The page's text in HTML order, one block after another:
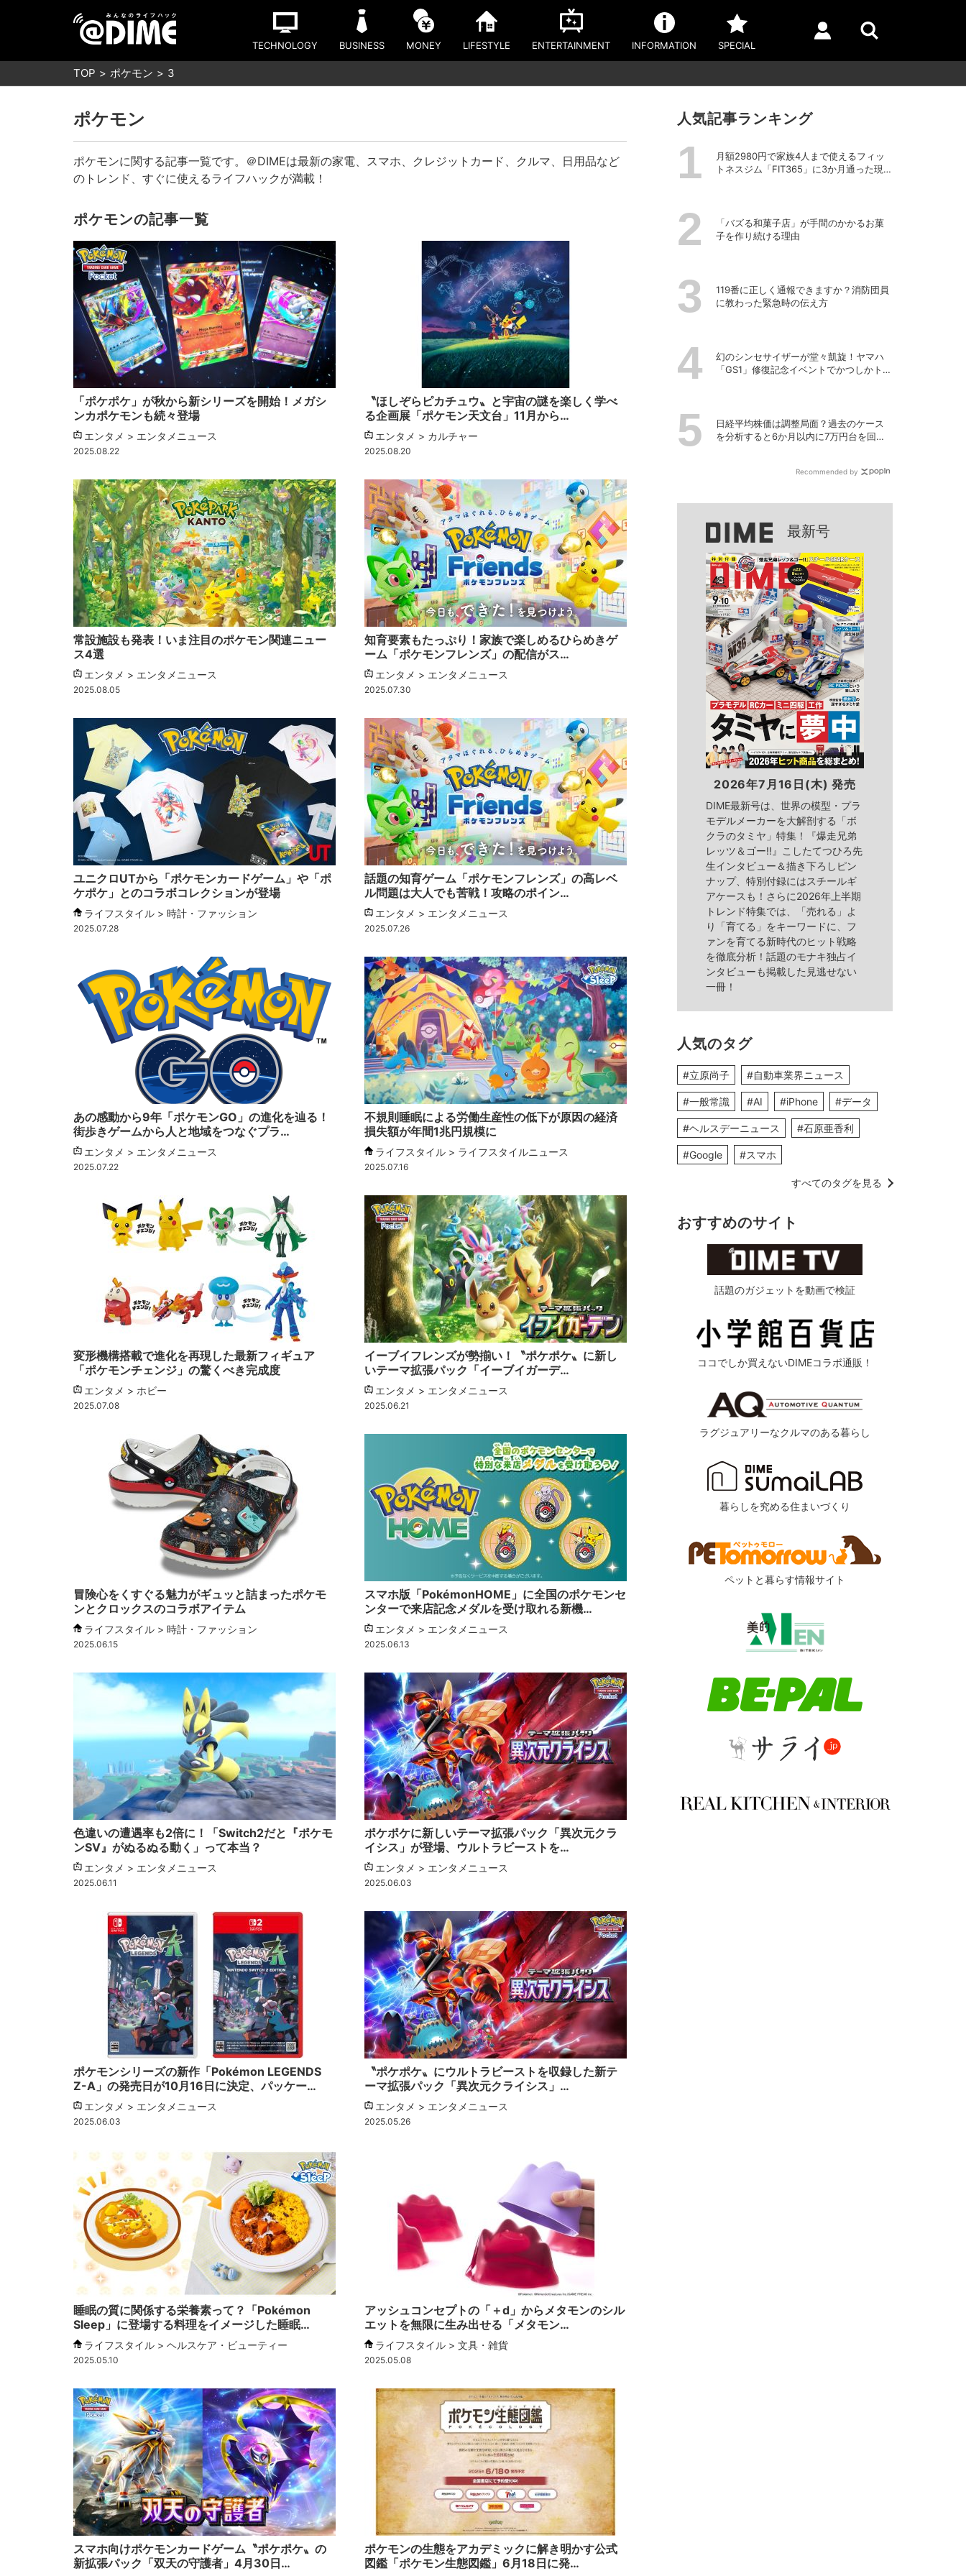
TECHNOLOGY BUSINESS MONEY LIFESTYLE ENTERTAINMENT INFORMATION SPECIAL
TOP ポケモン 3
ポケモン
ポケモンに関する記事一覧です。＠DIMEは最新の家電、スマホ、クレジットカード、クルマ、日用品など
のトレンド、すぐに使えるライフハックが満載！
ポケモンの記事一覧
「ポケポケ」が秋から新シリーズを開始！メガシ
ンカポケモンも続々登場
エンタメ > エンタメニュース
2025.08.22
〝ほしぞらピカチュウ〟と宇宙の謎を楽しく学べ
る企画展「ポケモン天文台」11月から…
エンタメ > カルチャー
2025.08.20
常設施設も発表！いま注目のポケモン関連ニュー
ス4選
エンタメ > エンタメニュース
2025.08.05
知育要素もたっぷり！家族で楽しめるひらめきゲ
ーム「ポケモンフレンズ」の配信がス…
エンタメ > エンタメニュース
2025.07.30
ユニクロUTから「ポケモンカードゲーム」や「ポ
ケポケ」とのコラボコレクションが登場
ライフスタイル > 時計・ファッション
2025.07.28
話題の知育ゲーム「ポケモンフレンズ」の高レベ
ル問題は大人でも苦戦！攻略のポイン…
エンタメ > エンタメニュース
2025.07.26
あの感動から9年「ポケモンGO」の進化を辿る！
街歩きゲームから人と地域をつなぐプラ…
エンタメ > エンタメニュース
2025.07.22
不規則睡眠による労働生産性の低下が原因の経済
損失額が年間1兆円規模に
ライフスタイル > ライフスタイルニュース
2025.07.16
変形機構搭載で進化を再現した最新フィギュア
「ポケモンチェンジ」の驚くべき完成度
エンタメ > ホビー
2025.07.08
イーブイフレンズが勢揃い！〝ポケポケ〟に新し
いテーマ拡張パック「イーブイガーデ…
エンタメ > エンタメニュース
2025.06.21
冒険心をくすぐる魅力がギュッと詰まったポケモ
ンとクロックスのコラボアイテム
ライフスタイル > 時計・ファッション
2025.06.15
スマホ版「PokémonHOME」に全国のポケモンセ
ンターで来店記念メダルを受け取れる新機…
エンタメ > エンタメニュース
2025.06.13
色違いの遭遇率も2倍に！「Switch2だと『ポケモ
ンSV』がぬるぬる動く」って本当？
エンタメ > エンタメニュース
2025.06.11
ポケポケに新しいテーマ拡張パック「異次元クラ
イシス」が登場、ウルトラビーストを…
エンタメ > エンタメニュース
2025.06.03
ポケモンシリーズの新作「Pokémon LEGENDS
Z-A」の発売日が10月16日に決定、パッケー…
エンタメ > エンタメニュース
2025.06.03
〝ポケポケ〟にウルトラビーストを収録した新テ
ーマ拡張パック「異次元クライシス」…
エンタメ > エンタメニュース
2025.05.26
睡眠の質に関係する栄養素って？「Pokémon
Sleep」に登場する料理をイメージした睡眠…
ライフスタイル > ヘルスケア・ビューティー
2025.05.10
アッシュコンセプトの「＋d」からメタモンのシル
エットを無限に生み出せる「メタモン…
ライフスタイル > 文具・雑貨
2025.05.08
スマホ向けポケモンカードゲーム〝ポケポケ〟の
新拡張パック「双天の守護者」4月30日…
ポケモンの⽣態をアカデミックに解き明かす公式
図鑑「ポケモン生態図鑑」6月18日に発…
人気記事ランキング
月額2980円で家族4人まで使えるフィッ
トネスジム「FIT365」に3か月通った現在
「バズる和菓子店」が手間のかかるお菓
子を作り続ける理由
119番に正しく通報できますか？消防団員
に教わった緊急時の伝え方
幻のシンセサイザーが堂々凱旋！ヤマハ
「GS1」修復記念イベントでかつしかトリ
日経平均株価は調整局面？過去のケース
を分析すると6か月以内に7万円台を回復
Recommended by
最新号
2026年7月16日(木) 発売
DIME最新号は、世界の模型・プラ
モデルメーカーを大解剖する「ボ
クラのタミヤ」特集！『爆走兄弟
レッツ＆ゴー!!』こしたてつひろ先
生インタビュー＆描き下ろしピン
ナップ、特別付録にはスチールギ
アケースも！さらに2026年上半期
トレンド特集では、「売れる」よ
り「育てる」をキーワードに、フ
ァンを育てる新時代のヒット戦略
を徹底分析！話題のモナキ独占イ
ンタビューも掲載した見逃せない
一冊！
人気のタグ
#立原尚子 #自動車業界ニュース
#一般常識 #AI #iPhone #データ
#ヘルスデーニュース #石原亜香利
#Google #スマホ
すべてのタグを見る
おすすめのサイト
話題のガジェットを動画で検証
ココでしか買えないDIMEコラボ通販！
ラグジュアリーなクルマのある暮らし
暮らしを究める住まいづくり
ペットと暮らす情報サイト